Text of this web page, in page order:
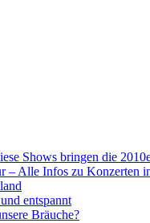
Shows bringen die
– Alle Infos zu Konzerten
entspannt
Bräuche?